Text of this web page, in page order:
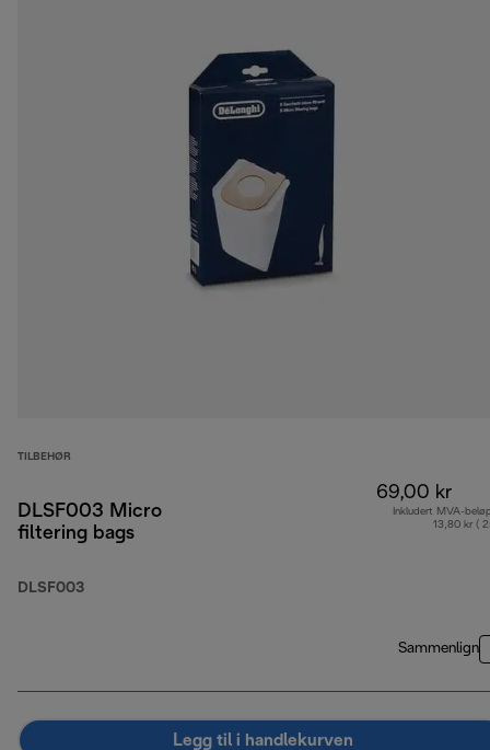
TILBEHØR
DLSF003 Micro
filtering bags
DLSF003
69,00 kr
Inkludert MVA-
13,80 kr (
Sammenlign
Legg til i handlekurven